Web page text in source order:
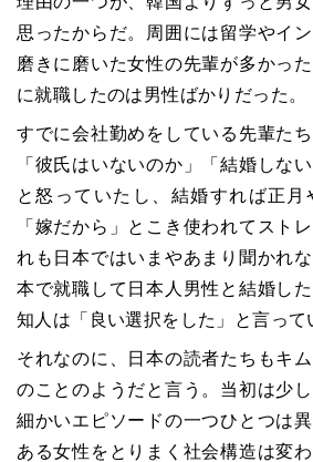
思ったからだ。周囲には留学やイ
磨きに磨いた女性の先輩が多かっ
に就職したのは男性ばかりだった。
すでに会社勤めをしている先輩た
「彼氏はいないのか」「結婚しな
と怒っていたし、結婚すれば正
「嫁だから」とこき使われてスト
れも日本ではいまやあまり聞かれ
本で就職して日本人男性と結婚し
知人は「良い選択をした」と言って
それなのに、日本の読者たちもキ
のことのようだと言う。当初は少
細かいエピソードの一つひとつは
ある女性をとりまく社会構造は変